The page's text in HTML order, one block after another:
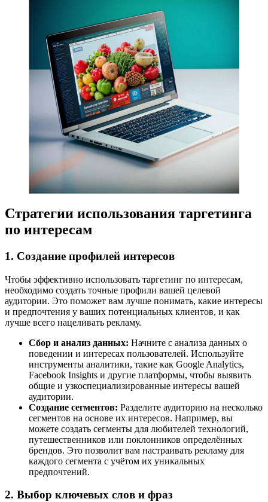
Стратегии использования таргетинга
по интересам
1. Создание профилей интересов
Чтобы эффективно использовать таргетинг по интересам,
необходимо создать точные профили вашей целевой
аудитории. Это поможет вам лучше понимать, какие интересы
и предпочтения у ваших потенциальных клиентов, и как
лучше всего нацеливать рекламу.
Сбор и анализ данных: Начните с анализа данных о
поведении и интересах пользователей. Используйте
инструменты аналитики, такие как Google Analytics,
Facebook Insights и другие платформы, чтобы выявить
общие и узкоспециализированные интересы вашей
аудитории.
Создание сегментов: Разделите аудиторию на несколько
сегментов на основе их интересов. Например, вы
можете создать сегменты для любителей технологий,
путешественников или поклонников определённых
брендов. Это позволит вам настраивать рекламу для
каждого сегмента с учётом их уникальных
предпочтений.
2. Выбор ключевых слов и фраз